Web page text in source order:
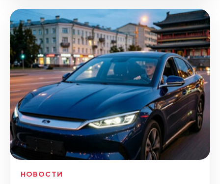
НОВОСТИ